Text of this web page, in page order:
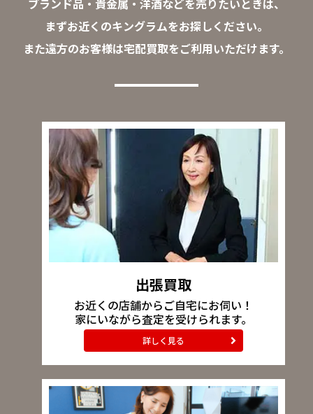
ブランド品・貴金属・洋酒などを売りたいときは、
まずお近くのキングラムをお探しください。
また遠方のお客様は宅配買取をご利用いただけます。
出張買取
お近くの店舗からご自宅にお伺い！
家にいながら査定を受けられます。
詳しく見る